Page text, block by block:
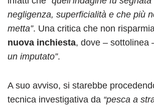
negligenza, superficialità e che più
metta”. Una critica che non
nuova inchiesta, dove – sottolinea
un imputato”.
A suo avviso, si starebbe
tecnica investigativa da “pesca a